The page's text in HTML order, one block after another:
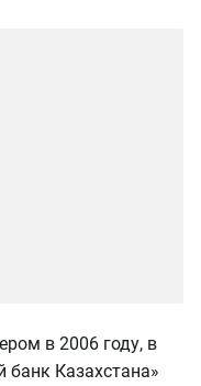
в 2006 году, в
Казахстана»